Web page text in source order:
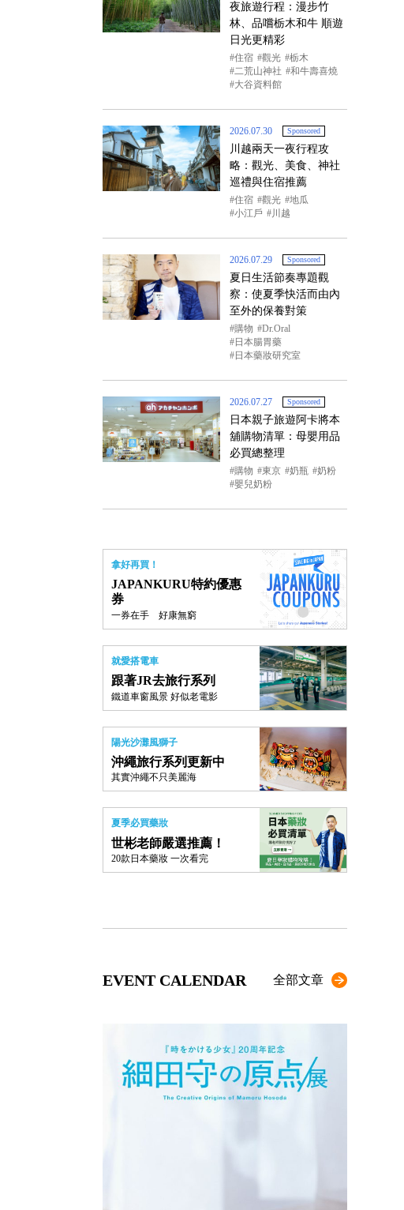
夜旅遊行程：漫步竹
林、品嚐栃木和牛 順遊
日光更精彩
住宿 觀光
栃木
二荒山神社
和牛壽喜燒
大谷資料館
2026.07.30 Sponsored
川越兩天一夜行程攻
略：觀光、美食、神社
巡禮與住宿推薦
住宿 觀光
地瓜
小江戶
川越
2026.07.29 Sponsored
夏日生活節奏專題觀
察：使夏季快活而由內
至外的保養對策
購物
Dr.Oral
日本腸胃藥
日本藥妝研究室
2026.07.27 Sponsored
日本親子旅遊阿卡將本
舖購物清單：母嬰用品
必買總整理
購物 東京 奶瓶
奶粉
嬰兒奶粉
拿好再買！
JAPANKURU特約優惠
券
一券在手 好康無窮
就愛搭電車
跟著JR去旅行系列
鐵道車窗風景 好似老電影
陽光沙灘風獅子
沖繩旅行系列更新中
其實沖繩不只美麗海
夏季必買藥妝
世彬老師嚴選推薦！
20款日本藥妝 一次看完
EVENT CALENDAR 全部文章